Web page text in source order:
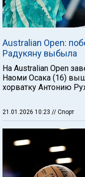
Australian Open:
Радукяну выбыла
На Australian Open
Наоми Осака (16)
хорватку Антонию
21.01.2026 10:23 // Спорт